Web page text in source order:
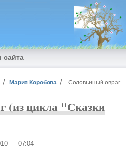
сайта
Мария Коробова
Соловьиный овраг
(из цикла "Сказки
— 07:04